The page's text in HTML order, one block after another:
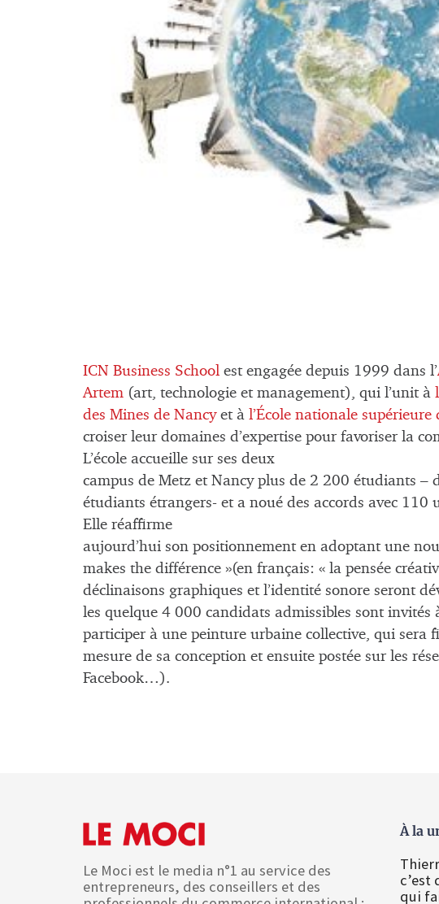
ICN Business School est engagée depuis 1999 dans l’
Artem (art, technologie et management), qui l’unit à
des Mines de Nancyet à l’École nationale supérieure
croiser leur domaines d’expertise pour favoriser la
L’école accueille sur ses deux
campus de Metz et Nancy plus de 2 200 étudiants –
étudiants étrangers- et a noué des accords avec 110
Elle réaffirme
aujourd’hui son positionnement en adoptant une
makes the différence »(en français: « la pensée
déclinaisons graphiques et l’identité sonore seront
les quelque 4 000 candidats admissibles sont invités
participer à une peinture urbaine collective, qui sera
mesure de sa conception et ensuite postée sur les
Facebook…).
Le Moci est le media n°1 au service des
entrepreneurs, des conseillers et des
À la
qui